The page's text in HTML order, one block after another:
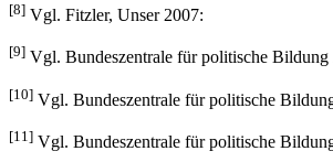
[8] Vgl. Fitzler, Unser 2007:
[9] Vgl. Bundeszentrale für politische Bildung
[10] Vgl. Bundeszentrale für politische
[11] Vgl. Bundeszentrale für politische